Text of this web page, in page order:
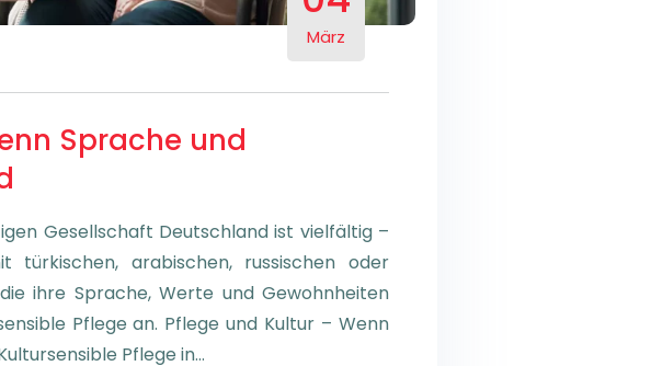
März
Sprache und
Gesellschaft Deutschland ist vielfältig –
arabischen, russischen oder
ihre Sprache, Werte und Gewohnheiten
Pflege an. Pflege und Kultur – Wenn
Pflege in…